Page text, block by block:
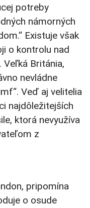
potreby
námorných
Existuje však
o kontrolu nad
Británia,
nevládne
Veď aj velitelia
najdôležitejších
ktorá nevyužíva
z
pripomína
o osude